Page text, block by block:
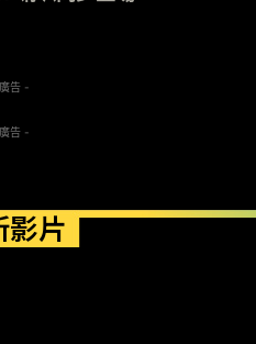
告 -
告 -
影片